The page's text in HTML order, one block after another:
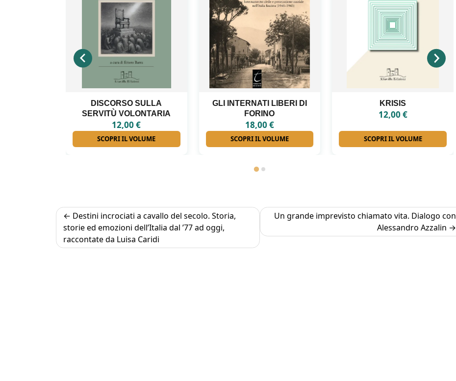
GLI INTERNATI LIBERI DI
FORINO
18,00€
SCOPRI IL VOLUME
KRISIS
12,00€
SCOPRI IL VOLUME
ANTONIO LA PENNA
16,00€
SCOPRI IL VOLUME
Navigazione
articoli
Destini incrociati a cavallo del secolo. Storia,
storie ed emozioni dell’Italia dal ’77 ad oggi,
raccontate da Luisa Caridi
Un grande imprevisto chiamato vita. Dialogo con
Alessandro Azzalin